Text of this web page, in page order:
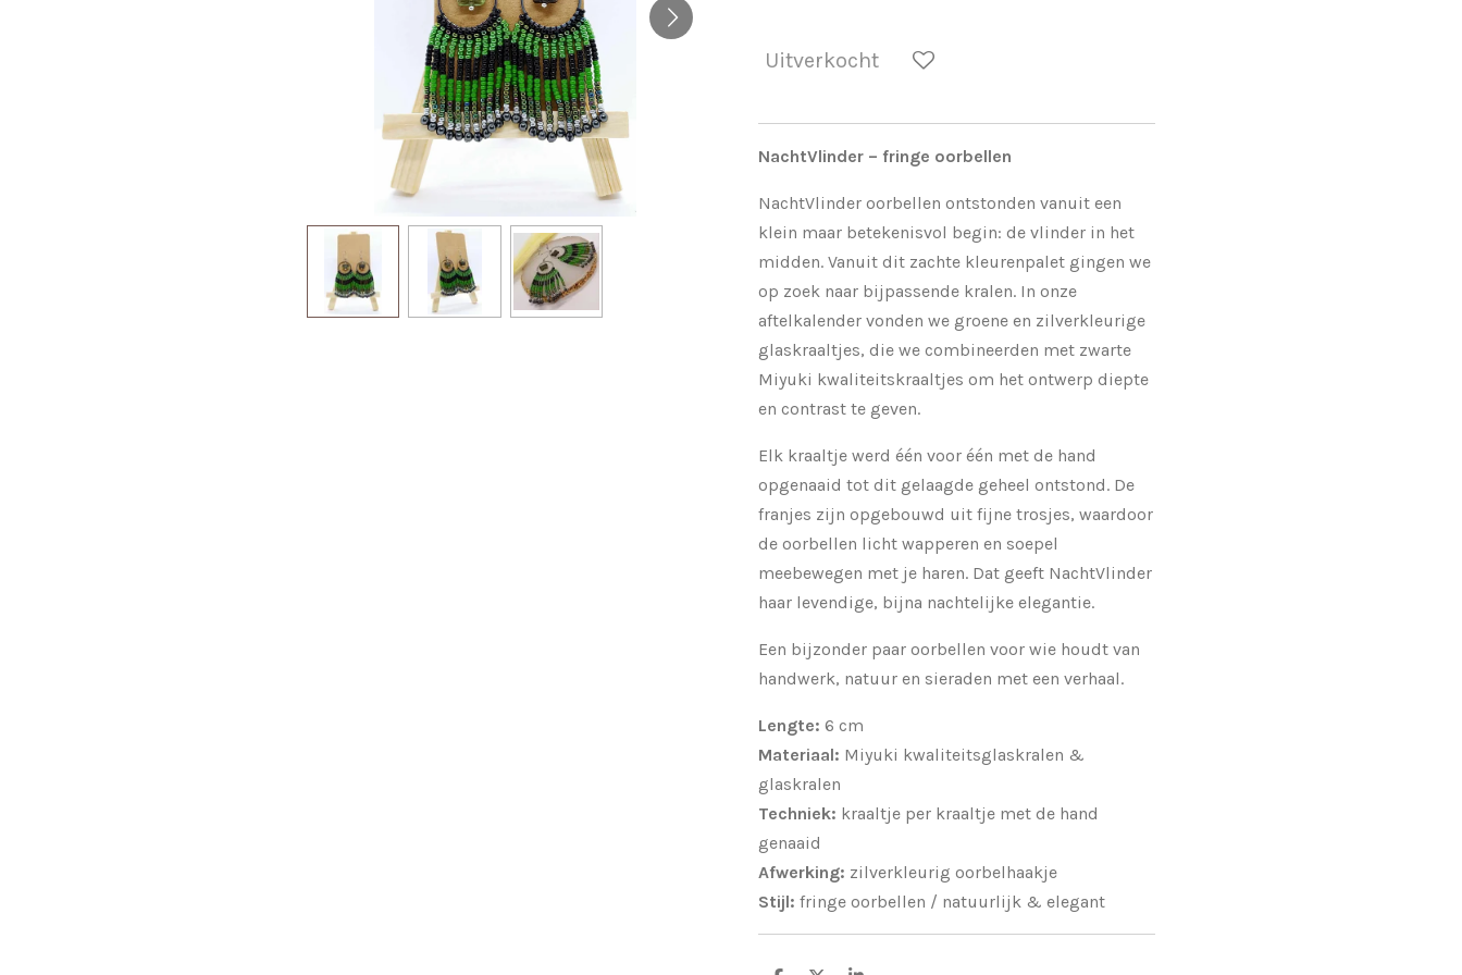
Uitverkocht
NachtVlinder – fringe oorbellen
NachtVlinder oorbellen ontstonden vanuit een
klein maar betekenisvol begin: de vlinder in het
midden. Vanuit dit zachte kleurenpalet gingen we
op zoek naar bijpassende kralen. In onze
aftelkalender vonden we groene en zilverkleurige
glaskraaltjes, die we combineerden met zwarte
Miyuki kwaliteitskraaltjes om het ontwerp diepte
en contrast te geven.
Elk kraaltje werd één voor één met de hand
opgenaaid tot dit gelaagde geheel ontstond. De
franjes zijn opgebouwd uit fijne trosjes, waardoor
de oorbellen licht wapperen en soepel
meebewegen met je haren. Dat geeft NachtVlinder
haar levendige, bijna nachtelijke elegantie.
Een bijzonder paar oorbellen voor wie houdt van
handwerk, natuur en sieraden met een verhaal.
Lengte: 6 cm
Materiaal: Miyuki kwaliteitsglaskralen &
glaskralen
Techniek: kraaltje per kraaltje met de hand
genaaid
Afwerking: zilverkleurig oorbelhaakje
Stijl: fringe oorbellen / natuurlijk & elegant